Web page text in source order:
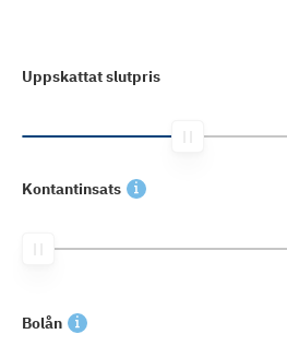
Uppskattat slutpris
Kontantinsats
Bolån